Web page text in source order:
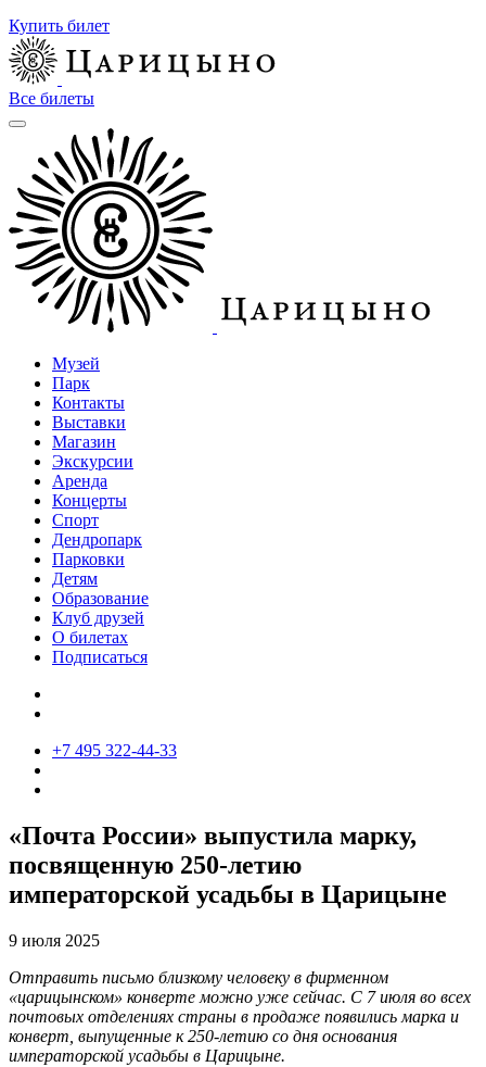
Купить билет
Все билеты
Музей
Парк
Контакты
Выставки
Магазин
Экскурсии
Аренда
Концерты
Спорт
Дендропарк
Парковки
Детям
Образование
Клуб друзей
О билетах
Подписаться
+7 495 322-44-33
«Почта России» выпустила марку,
посвященную 250-летию
императорской усадьбы в Царицыне
9 июля 2025
Отправить письмо близкому человеку в фирменном
«царицынском» конверте можно уже сейчас. С 7 июля во всех
почтовых отделениях страны в продаже появились марка и
конверт, выпущенные к 250-летию со дня основания
императорской усадьбы в Царицыне.